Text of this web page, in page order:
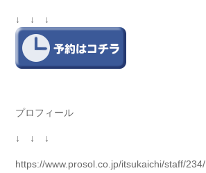
↓ ↓ ↓
プロフィール
↓ ↓ ↓
https://www.prosol.co.jp/itsukaichi/staff/234/